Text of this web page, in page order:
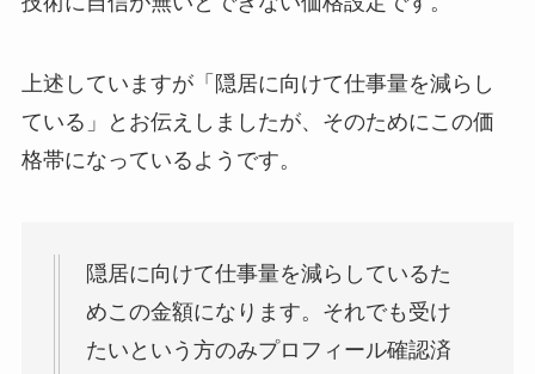
上述していますが「隠居に向けて仕事量を減らし
ている」とお伝えしましたが、そのためにこの価
格帯になっているようです。
隠居に向けて仕事量を減らしているた
めこの金額になります。それでも受け
たいという方のみプロフィール確認済